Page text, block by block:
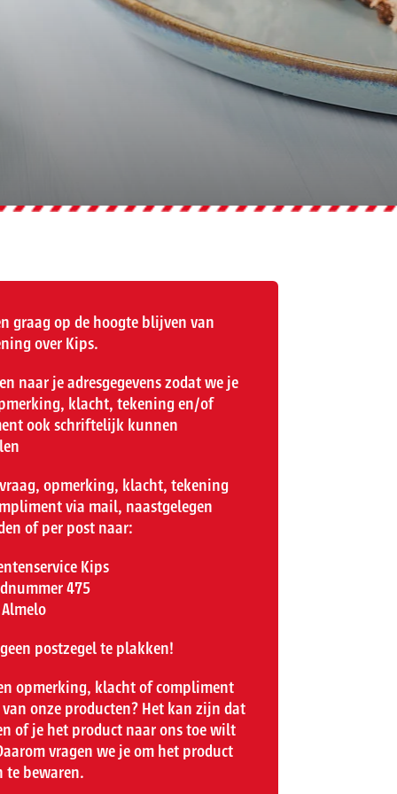
graag op de hoogte blijven van
over Kips.
naar je adresgegevens zodat we je
klacht, tekening en/of
ook schriftelijk kunnen
opmerking, klacht, tekening
via mail, naastgelegen
of per post naar:
Kips
475
postzegel te plakken!
opmerking, klacht of compliment
van onze producten? Het kan zijn dat
of je het product naar ons toe wilt
vragen we je om het product
te bewaren.